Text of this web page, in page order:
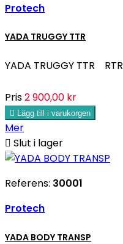
Protech
YADA TRUGGY TTR
YADA TRUGGY TTR RTR
Pris2 900,00 kr
 Lägg till i varukorgen
Mer
 Slut i lager
Referens: 30001
Protech
YADA BODY TRANSP